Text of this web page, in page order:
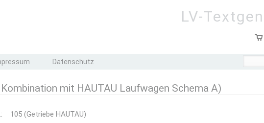
LV-
Datenschutz
mit HAUTAU Laufwagen Schema A)
105 (Getriebe HAUTAU)